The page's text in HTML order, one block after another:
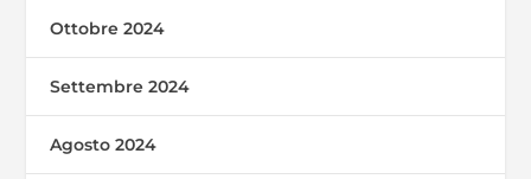
Ottobre 2024
Settembre 2024
Agosto 2024